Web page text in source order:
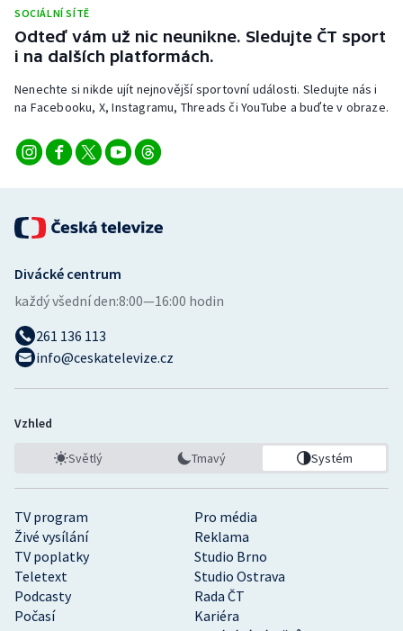
SOCIÁLNÍ SÍTĚ
Odteď vám už nic neunikne. Sledujte ČT sport
i na dalších platformách.
Nenechte si nikde ujít nejnovější sportovní události. Sledujte nás i
na Facebooku, X, Instagramu, Threads či YouTube a buďte v obraze.
TV program
Pro média
Živé vysílání
Reklama
TV poplatky
Studio Brno
Teletext
Studio Ostrava
Podcasty
Rada ČT
Počasí
Kariéra
Divácké centrum
každý všední den:8:00—16:00 hodin
261 136 113
info@ceskatelevize.cz
Vzhled
Světlý Tmavý Systém